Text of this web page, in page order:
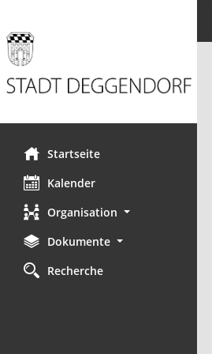
Startseite
Kalender
Organisation
Dokumente
Recherche